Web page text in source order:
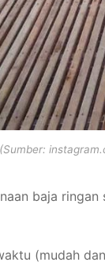
baja
(mudah